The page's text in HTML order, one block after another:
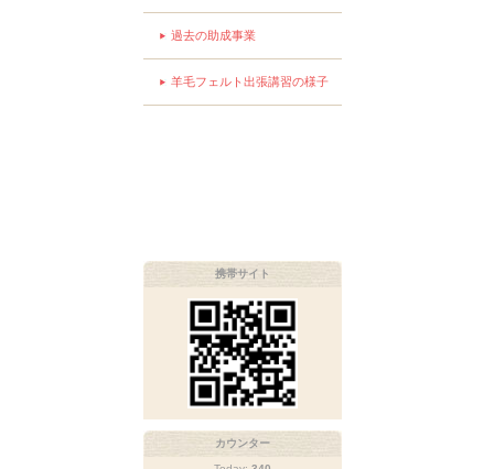
過去の助成事業
羊毛フェルト出張講習の様子
携帯サイト
カウンター